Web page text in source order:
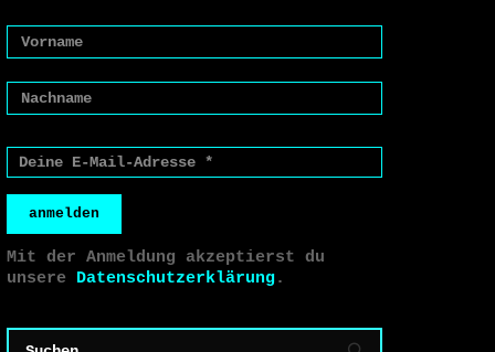
anmelden
Mit der Anmeldung akzeptierst du
unsere Datenschutzerklärung.